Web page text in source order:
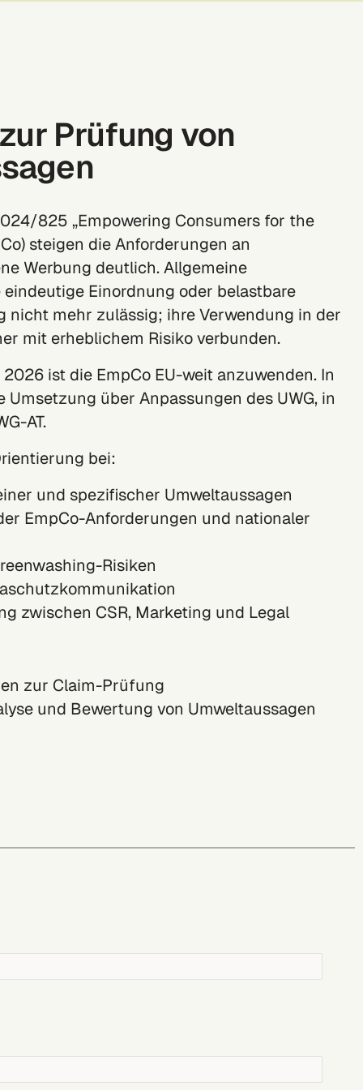
Prüfung von
825 „Empowering Consumers for the
steigen die Anforderungen an
Werbung deutlich. Allgemeine
Einordnung oder belastbare
nicht mehr zulässig; ihre Verwendung in der
mit erheblichem Risiko verbunden.
ist die EmpCo EU-weit anzuwenden. In
über Anpassungen des UWG, in
AT.
bei:
und spezifischer Umweltaussagen
EmpCo-Anforderungen und nationaler
Risiken
zwischen CSR, Marketing und Legal
zur Claim-Prüfung
und Bewertung von Umweltaussagen